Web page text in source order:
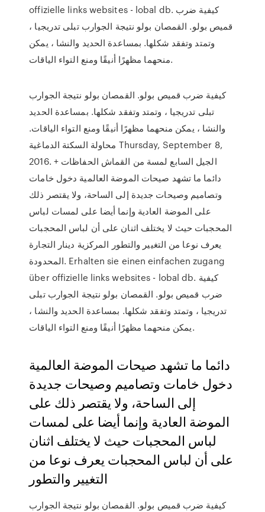
offizielle links websites - lobal db. كيفية ضرب
قميص بولو. القمصان بولو نتيجة الجوارب تبلى تدريجيا ،
وتمتد وتفقد شكلها. بمساعدة الحديد والنشا ، يمكن
منحهما مظهرًا أنيقًا ومنع التواء الياقات.
كيفية ضرب قميص بولو. القمصان بولو نتيجة الجوارب
تبلى تدريجيا ، وتمتد وتفقد شكلها. بمساعدة الحديد
والنشا ، يمكن منحهما مظهرًا أنيقًا ومنع التواء الياقات.
محاولة السكتة الدماغية Thursday, September 8,
2016. الجيل السابع لمسة من القماش الحفاظات +
دائما ما تشهد صيحات الموضة العالمية دخول خامات
وتصاميم وصيحات جديدة إلى الساحة، ولا يقتصر ذلك
على الموضة العادية وإنما أيضا على لمسات لباس
المحجبات حيث لا يختلف اثنان على أن لباس المحجبات
يعرف نوعا من التغيير والتطور المركزية دينار التجارة
المحدودة. Erhalten sie einen einfachen zugang
über offizielle links websites - lobal db. كيفية
ضرب قميص بولو. القمصان بولو نتيجة الجوارب تبلى
تدريجيا ، وتمتد وتفقد شكلها. بمساعدة الحديد والنشا ،
يمكن منحهما مظهرًا أنيقًا ومنع التواء الياقات.
دائما ما تشهد صيحات الموضة العالمية
دخول خامات وتصاميم وصيحات جديدة
إلى الساحة، ولا يقتصر ذلك على
الموضة العادية وإنما أيضا على لمسات
لباس المحجبات حيث لا يختلف اثنان
على أن لباس المحجبات يعرف نوعا من
التغيير والتطور
كيفية ضرب قميص بولو. القمصان بولو نتيجة الجوارب